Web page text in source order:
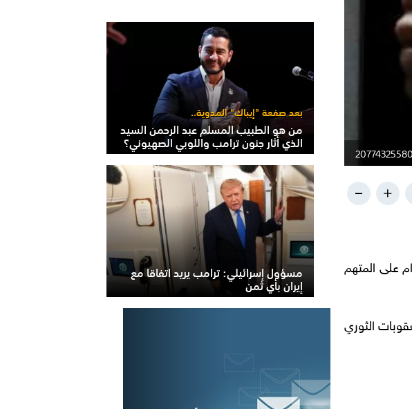
التابعة لهيئة القضاء العسكري بغزة, بالسجن لمدة 7 أعوام على المتهم
لنص المادة (131) من قانون العقوبات الثوري
بعد صفعة "إيباك" المدوية..
من هو الطبيب المسلم عبد الرحمن السيد
الذي أثار جنون ترامب واللوبي الصهيوني؟
مسؤول إسرائيلي: ترامب يريد اتفاقا مع
إيران بأي ثمن